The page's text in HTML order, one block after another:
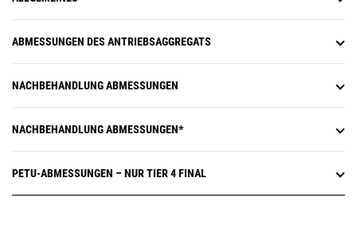
ABMESSUNGEN DES ANTRIEBSAGGREGATS
NACHBEHANDLUNG ABMESSUNGEN
NACHBEHANDLUNG ABMESSUNGEN*
PETU-ABMESSUNGEN – NUR TIER 4 FINAL